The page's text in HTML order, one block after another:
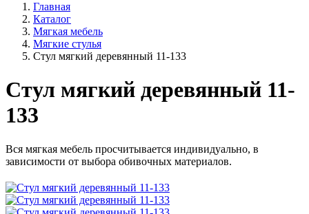
Главная
Каталог
Мягкая мебель
Мягкие стулья
Стул мягкий деревянный 11-133
Стул мягкий деревянный 11-
133
Вся мягкая мебель просчитывается индивидуально, в
зависимости от выбора обивочных материалов.